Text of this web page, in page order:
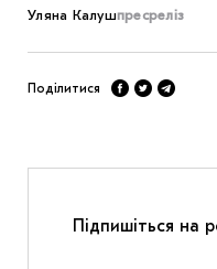
Уляна Калушпресреліз
Поділитися
Підпишіться на